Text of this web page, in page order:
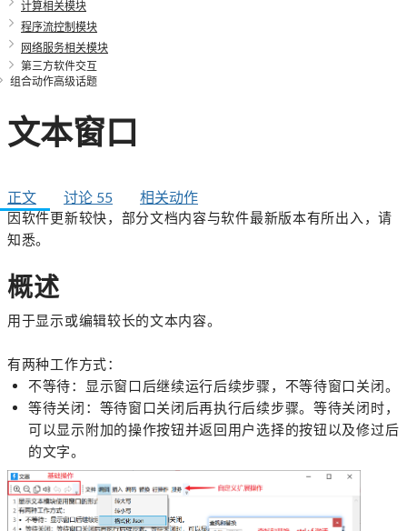
计算相关模块
程序流控制模块
网络服务相关模块
第三方软件交互
组合动作高级话题
文本窗口
正文 讨论 55 相关动作
因软件更新较快，部分文档内容与软件最新版本有所出入，请
知悉。
概述
用于显示或编辑较长的文本内容。
有两种工作方式：
不等待：显示窗口后继续运行后续步骤，不等待窗口关闭。
等待关闭：等待窗口关闭后再执行后续步骤。等待关闭时，
可以显示附加的操作按钮并返回用户选择的按钮以及修过后
的文字。